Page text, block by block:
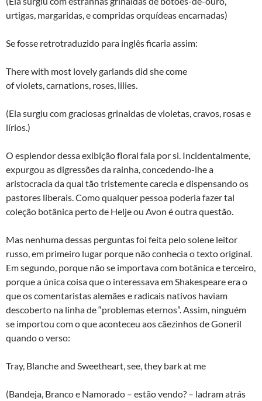
urtigas, margaridas, e compridas orquídeas encarnadas)
Se fosse retrotraduzido para inglês ficaria assim:
There with most lovely garlands did she come
of violets, carnations, roses, lilies.
(Ela surgiu com graciosas grinaldas de violetas, cravos, rosas e
lírios.)
O esplendor dessa exibição floral fala por si. Incidentalmente,
expurgou as digressões da rainha, concedendo-lhe a
aristocracia da qual tão tristemente carecia e dispensando os
pastores liberais. Como qualquer pessoa poderia fazer tal
coleção botânica perto de Helje ou Avon é outra questão.
Mas nenhuma dessas perguntas foi feita pelo solene leitor
russo, em primeiro lugar porque não conhecia o texto original.
Em segundo, porque não se importava com botânica e terceiro,
porque a única coisa que o interessava em Shakespeare era o
que os comentaristas alemães e radicais nativos haviam
descoberto na linha de “problemas eternos”. Assim, ninguém
se importou com o que aconteceu aos cãezinhos de Goneril
quando o verso:
Tray, Blanche and Sweetheart, see, they bark at me
(Bandeja, Branco e Namorado – estão vendo? – ladram atrás